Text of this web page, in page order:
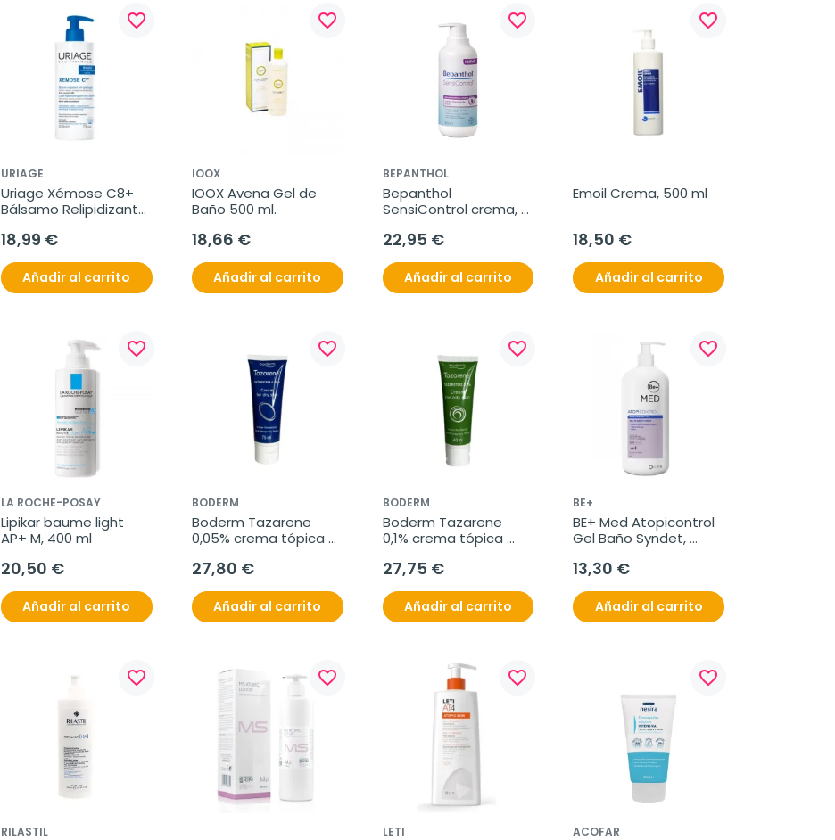
favorite_border
URIAGE
Uriage Xémose C8+
Bálsamo Relipidizante
18,99 €
Añadir al carrito
favorite_border
IOOX
IOOX Avena Gel de
Baño 500 ml.
18,66 €
Añadir al carrito
favorite_border
BEPANTHOL
Bepanthol
SensiControl crema,
22,95 €
Añadir al carrito
favorite_border
Emoil Crema, 500 ml
18,50 €
Añadir al carrito
favorite_border
LA ROCHE-POSAY
Lipikar baume light
AP+ M, 400 ml
20,50 €
Añadir al carrito
favorite_border
BODERM
Boderm Tazarene
0,05% crema tópica
27,80 €
Añadir al carrito
favorite_border
BODERM
Boderm Tazarene
0,1% crema tópica
acneicas, 40 ml
27,75 €
Añadir al carrito
favorite_border
BE+
BE+ Med Atopicontrol
Gel Baño Syndet,
13,30 €
Añadir al carrito
favorite_border
RILASTIL
favorite_border favorite_border
LETI
favorite_border
ACOFAR